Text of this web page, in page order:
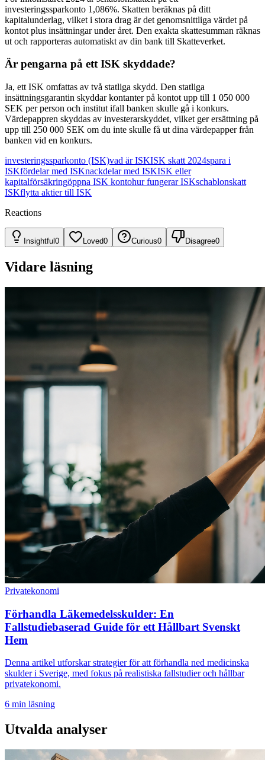
investeringssparkonto 1,086%. Skatten beräknas på ditt
kapitalunderlag, vilket i stora drag är det genomsnittliga värdet på
kontot plus insättningar under året. Den exakta skattesumman räknas
ut och rapporteras automatiskt av din bank till Skatteverket.
Är pengarna på ett ISK skyddade?
Ja, ett ISK omfattas av två statliga skydd. Den statliga
insättningsgarantin skyddar kontanter på kontot upp till 1 050 000
SEK per person och institut ifall banken skulle gå i konkurs.
Värdepappren skyddas av investerarskyddet, vilket ger ersättning på
upp till 250 000 SEK om du inte skulle få ut dina värdepapper från
banken vid en konkurs.
investeringssparkonto (ISK)vad är ISKISK skatt 2024spara i
ISKfördelar med ISKnackdelar med ISKISK eller
kapitalförsäkringöppna ISK kontohur fungerar ISKschablonskatt
ISKflytta aktier till ISK
Reactions
Insightful 0 Loved0 Curious0 Disagree0
Vidare läsning
Privatekonomi
Förhandla Läkemedelsskulder: En
Fallstudiebaserad Guide för ett Hållbart Svenskt
Hem
Denna artikel utforskar strategier för att förhandla ned medicinska
skulder i Sverige, med fokus på realistiska fallstudier och hållbar
privatekonomi.
6 min läsning
Utvalda analyser